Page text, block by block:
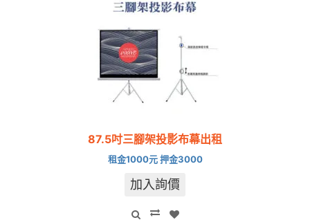
87.5吋三腳架投影布幕出租
租金1000元 押金3000
加入詢價